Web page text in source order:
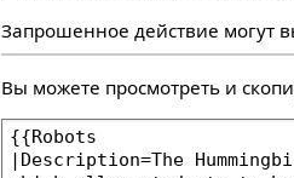
Запрошенное действие могут
Вы можете просмотреть и